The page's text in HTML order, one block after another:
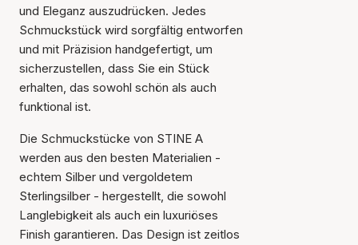
und Eleganz auszudrücken. Jedes
Schmuckstück wird sorgfältig entworfen
und mit Präzision handgefertigt, um
sicherzustellen, dass Sie ein Stück
erhalten, das sowohl schön als auch
funktional ist.
Die Schmuckstücke von STINE A
werden aus den besten Materialien -
echtem Silber und vergoldetem
Sterlingsilber - hergestellt, die sowohl
Langlebigkeit als auch ein luxuriöses
Finish garantieren. Das Design ist zeitlos